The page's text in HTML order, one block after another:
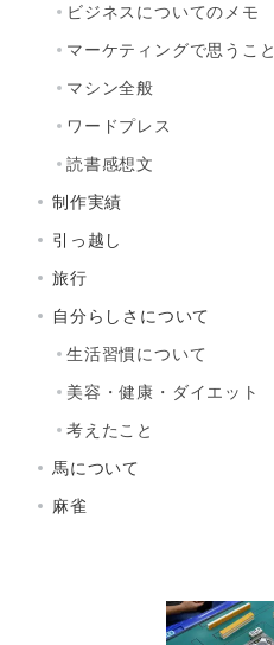
ビジネスについてのメモ
マーケティングで思うこと
マシン全般
ワードプレス
読書感想文
制作実績
引っ越し
旅行
自分らしさについて
生活習慣について
美容・健康・ダイエット
考えたこと
馬について
麻雀